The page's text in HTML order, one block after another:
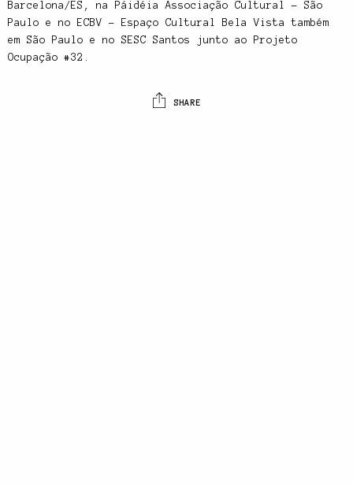
Barcelona/ES, na Páidéia Associação Cultural – São
Paulo e no ECBV – Espaço Cultural Bela Vista também
em São Paulo e no SESC Santos junto ao Projeto
Ocupação #32.
SHARE